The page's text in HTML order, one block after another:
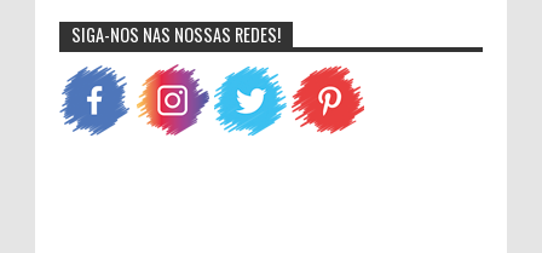
SIGA-NOS NAS NOSSAS REDES!